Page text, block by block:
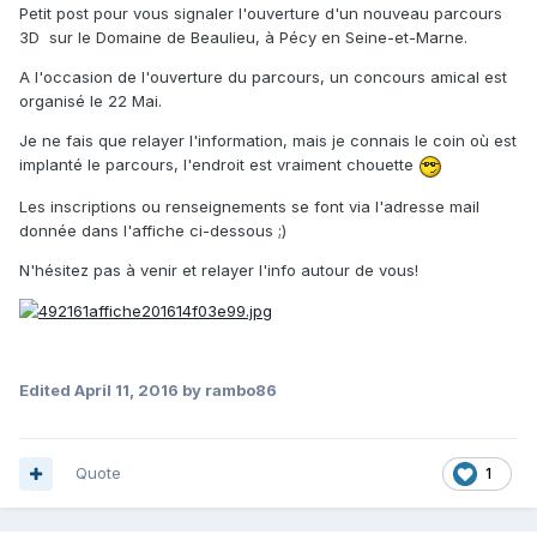
Petit post pour vous signaler l'ouverture d'un nouveau parcours
3D sur le Domaine de Beaulieu, à Pécy en Seine-et-Marne.
A l'occasion de l'ouverture du parcours, un concours amical est
organisé le 22 Mai.
Je ne fais que relayer l'information, mais je connais le coin où est
implanté le parcours, l'endroit est vraiment chouette
Les inscriptions ou renseignements se font via l'adresse mail
donnée dans l'affiche ci-dessous ;)
N'hésitez pas à venir et relayer l'info autour de vous!
Edited April 11, 2016 by rambo86
1
Quote